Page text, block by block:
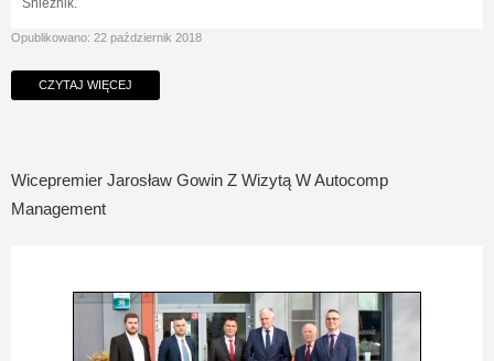
Śnieżnik.
Opublikowano: 22 październik 2018
CZYTAJ WIĘCEJ
Wicepremier Jarosław Gowin Z Wizytą W Autocomp
Management